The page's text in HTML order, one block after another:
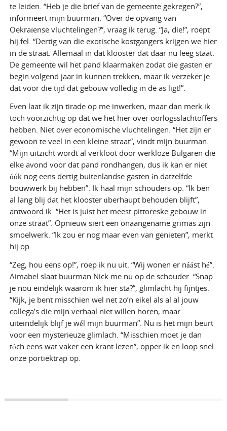
te leiden. “Heb je die brief van de gemeente gekregen?”,
informeert mijn buurman. “Over de opvang van
Oekraïense vluchtelingen?”, vraag ik terug. “Ja, die!”, roept
hij fel. “Dertig van die exotische kostgangers krijgen we hier
in de straat. Allemaal in dat klooster dat daar nu leeg staat.
De gemeente wil het pand klaarmaken zodat die gasten er
begin volgend jaar in kunnen trekken, maar ik verzeker je
dat voor die tijd dat gebouw volledig in de as ligt!”.
Even laat ik zijn tirade op me inwerken, maar dan merk ik
toch voorzichtig op dat we het hier over oorlogsslachtoffers
hebben. Niet over economische vluchtelingen. “Het zijn er
gewoon te veel in een kleine straat”, vindt mijn buurman.
“Mijn uitzicht wordt al verkloot door werkloze Bulgaren die
elke avond voor dat pand rondhangen, dus ik kan er niet
óók nog eens dertig buitenlandse gasten ín datzelfde
bouwwerk bij hebben”. Ik haal mijn schouders op. “Ik ben
al lang blij dat het klooster überhaupt behouden blijft”,
antwoord ik. “Het is juist het meest pittoreske gebouw in
onze straat”. Opnieuw siert een onaangename grimas zijn
smoelwerk. “Ik zou er nog maar even van genieten”, merkt
hij op.
“Zeg, hou eens op!”, roep ik nu uit. “Wij wonen er náást hé”.
Aimabel slaat buurman Nick me nu op de schouder. “Snap
je nou eindelijk waarom ik hier sta?”, glimlacht hij fijntjes.
“Kijk, je bent misschien wel net zo’n eikel als al al jouw
collega’s die mijn verhaal niet willen horen, maar
uiteindelijk blijf je wél mijn buurman”. Nu is het mijn beurt
voor een mysterieuze glimlach. “Misschien moet je dan
tóch eens wat vaker een krant lezen”, opper ik en loop snel
onze portiektrap op.